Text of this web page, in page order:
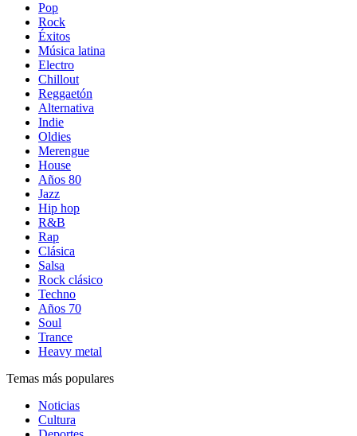
Pop
Rock
Éxitos
Música latina
Electro
Chillout
Reggaetón
Alternativa
Indie
Oldies
Merengue
House
Años 80
Jazz
Hip hop
R&B
Rap
Clásica
Salsa
Rock clásico
Techno
Años 70
Soul
Trance
Heavy metal
Temas más populares
Noticias
Cultura